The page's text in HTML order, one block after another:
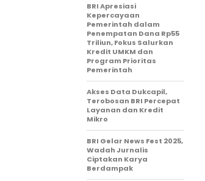
BRI Apresiasi
Kepercayaan
Pemerintah dalam
Penempatan Dana Rp55
Triliun, Fokus Salurkan
Kredit UMKM dan
Program Prioritas
Pemerintah
Akses Data Dukcapil,
Terobosan BRI Percepat
Layanan dan Kredit
Mikro
BRI Gelar News Fest 2025,
Wadah Jurnalis
Ciptakan Karya
Berdampak